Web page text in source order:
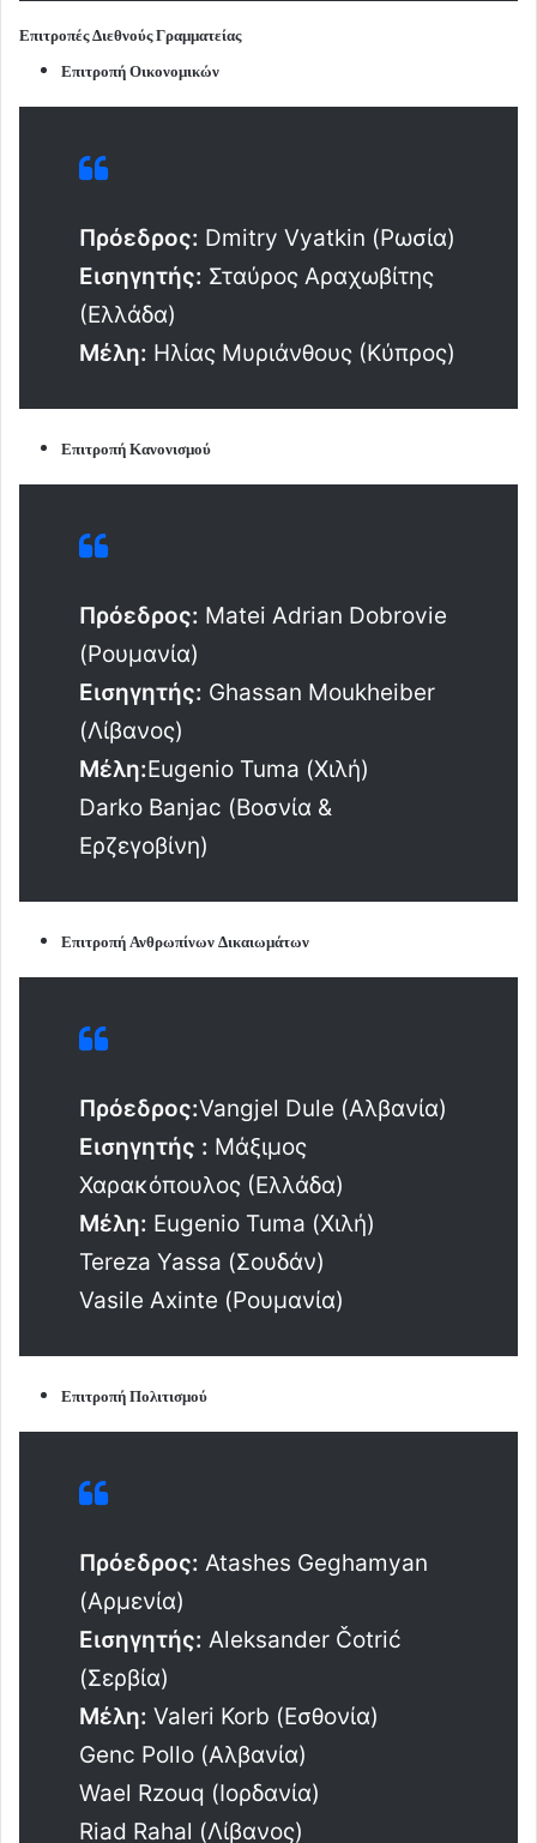
Επιτροπές Διεθνούς Γραμματείας
Επιτροπή Οικονομικών
Πρόεδρος: Dmitry Vyatkin (Ρωσία)
Εισηγητής: Σταύρος Αραχωβίτης
(Ελλάδα)
Μέλη: Ηλίας Μυριάνθους (Κύπρος)
Επιτροπή Κανονισμού
Πρόεδρος: Matei Adrian Dobrovie
(Ρουμανία)
Εισηγητής: Ghassan Moukheiber
(Λίβανος)
Μέλη:Eugenio Tuma (Χιλή)
Darko Banjac (Βοσνία &
Ερζεγοβίνη)
Επιτροπή Ανθρωπίνων Δικαιωμάτων
Πρόεδρος:Vangjel Dule (Αλβανία)
Εισηγητής : Μάξιμος
Χαρακόπουλος (Ελλάδα)
Μέλη: Eugenio Tuma (Χιλή)
Tereza Yassa (Σουδάν)
Vasile Axinte (Ρουμανία)
Επιτροπή Πολιτισμού
Πρόεδρος: Atashes Geghamyan
(Αρμενία)
Εισηγητής: Aleksander Čotrić
(Σερβία)
Μέλη: Valeri Korb (Εσθονία)
Genc Pollo (Αλβανία)
Wael Rzouq (Ιορδανία)
Riad Rahal (Λίβανος)